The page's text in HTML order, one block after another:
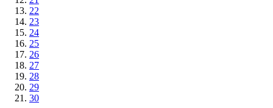
22
23
24
25
26
27
28
29
30